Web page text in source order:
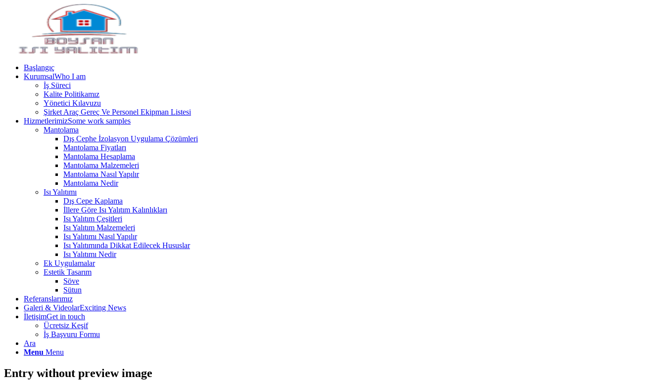
Başlangıç
KurumsalWho I am
İş Süreci
Kalite Politikamız
Yönetici Kılavuzu
Şirket Araç Gereç Ve Personel Ekipman Listesi
HizmetlerimizSome work samples
Mantolama
Dış Cephe İzolasyon Uygulama Çözümleri
Mantolama Fiyatları
Mantolama Hesaplama
Mantolama Malzemeleri
Mantolama Nasıl Yapılır
Mantolama Nedir
Isı Yalıtımı
Dış Cepe Kaplama
İllere Göre Isı Yalıtım Kalınlıkları
Isı Yalıtım Çeşitleri
Isı Yalıtım Malzemeleri
Isı Yalıtımı Nasıl Yapılır
Isı Yalıtımında Dikkat Edilecek Hususlar
Isı Yalıtımı Nedir
Ek Uygulamalar
Estetik Tasarım
Söve
Sütun
Referanslarımız
Galeri & VideolarExciting News
İletişimGet in touch
Ücretsiz Keşif
İş Başvuru Formu
Ara
Menu Menu
Entry without preview image